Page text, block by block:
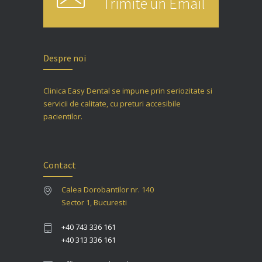
Despre noi
Clinica Easy Dental se impune prin seriozitate si
servicii de calitate, cu preturi accesibile
pacientilor.
Contact
Calea Dorobantilor nr. 140
Sector 1, Bucuresti
+40 743 336 161
+40 313 336 161